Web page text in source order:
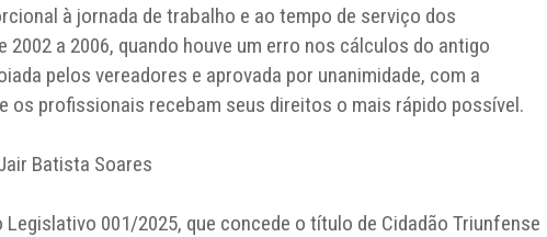
à jornada de trabalho e ao tempo de serviço dos
a 2006, quando houve um erro nos cálculos do antigo
pelos vereadores e aprovada por unanimidade, com a
os profissionais recebam seus direitos o mais rápido possível.
Batista Soares
001/2025, que concede o título de Cidadão Triunfense